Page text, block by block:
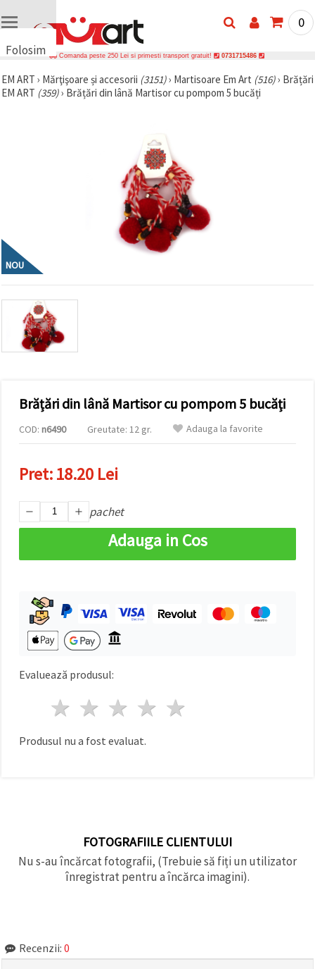
Folosim
uri
🍪 Folosim
și, cu
acordul
dumneavoastră,
traficul și a
conținut și
reclame
noștri de
marketing.
Puteți fi de
utilizați
toate
urile făcând
clic pe
"acceptati
indicați
un tip de
cookie -uri
făcând clic
pe butonul
Setări
0
Comanda peste 250 Lei si primesti transport gratuit! 0731715486
EM ART › Mărţişoare și accesorii (3151)› Martisoare Em Art (516)› Brățări
EM ART (359)› Brățări din lână Martisor cu pompom 5 bucăți
NOU
Brățări din lână Martisor cu pompom 5 bucăți
COD: n6490 Greutate: 12 gr. Adauga la favorite
Pret:18.20 Lei
pachet
Adauga in Cos
Evaluează produsul:
4 stele
3 stele
2 stele
1 stea
Produsul nu a fost evaluat.
FOTOGRAFIILE CLIENTULUI
Nu s-au încărcat fotografii, (Trebuie să fiți un utilizator
înregistrat pentru a încărca imagini).
Recenzii: 0